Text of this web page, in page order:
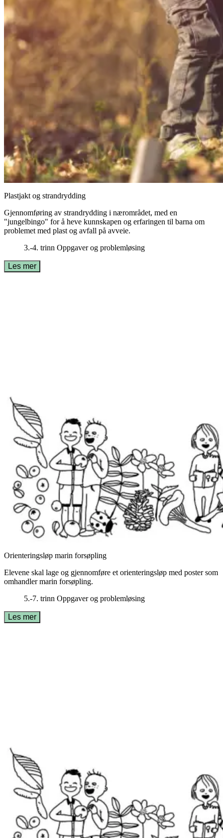
Plastjakt og strandrydding
Gjennomføring av strandrydding i nærområdet, med en
"jungelbingo" for å heve kunnskapen og erfaringen til barna om
problemet med plast og avfall på avveie.
3.-4. trinn Oppgaver og problemløsing
Les mer
Orienteringsløp marin forsøpling
Elevene skal lage og gjennomføre et orienteringsløp med poster som
omhandler marin forsøpling.
5.-7. trinn Oppgaver og problemløsing
Les mer